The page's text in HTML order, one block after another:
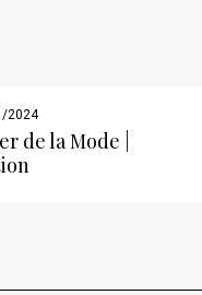
2024
de la Mode |